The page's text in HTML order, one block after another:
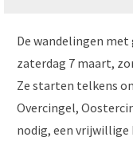
De wandelingen met
zaterdag 7 maart,
Ze starten telkens
Overcingel,
nodig, een vrijwillige